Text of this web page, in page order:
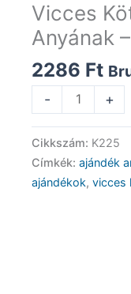
Vicces
Anyának
2286 Ft
-
Kötény
-
+
Cikkszám: K225
Címkék: ajándék
ajándékok, vicces